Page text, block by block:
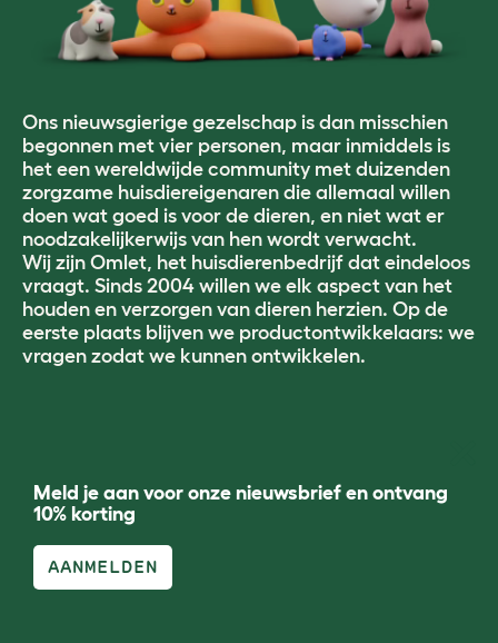
Ons nieuwsgierige gezelschap is dan misschien
begonnen met vier personen, maar inmiddels is
het een wereldwijde community met duizenden
zorgzame huisdiereigenaren die allemaal willen
doen wat goed is voor de dieren, en niet wat er
noodzakelijkerwijs van hen wordt verwacht.
Wij zijn Omlet, het huisdierenbedrijf dat eindeloos
vraagt. Sinds 2004 willen we elk aspect van het
houden en verzorgen van dieren herzien. Op de
eerste plaats blijven we productontwikkelaars: we
vragen zodat we kunnen ontwikkelen.
Meld je aan voor onze nieuwsbrief en ontvang
10% korting
AANMELDEN